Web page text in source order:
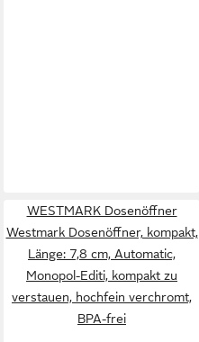
WESTMARK Dosenöffner
Westmark Dosenöffner, kompakt,
Länge: 7,8 cm, Automatic,
Monopol-Editi, kompakt zu
verstauen, hochfein verchromt,
BPA-frei